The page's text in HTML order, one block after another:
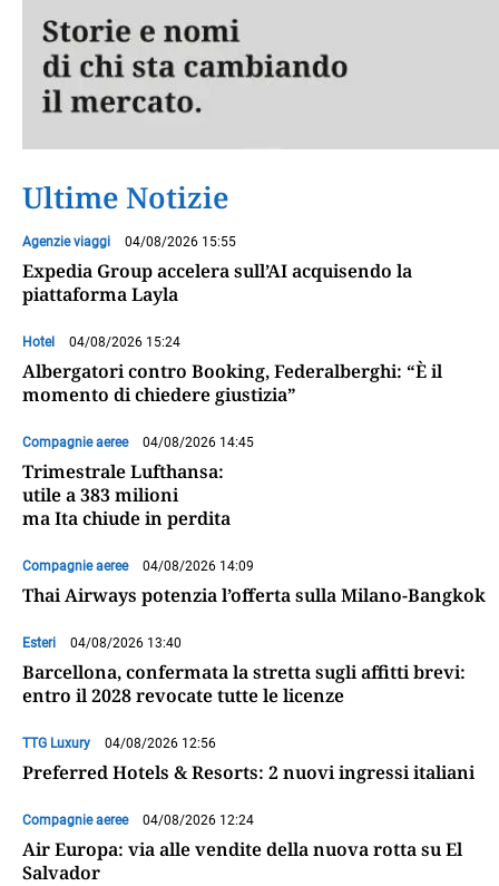
Ultime Notizie
Agenzie viaggi 04/08/2026 15:55
Expedia Group accelera sull’AI acquisendo la
piattaforma Layla
Hotel 04/08/2026 15:24
Albergatori contro Booking, Federalberghi: “È il
momento di chiedere giustizia”
Compagnie aeree 04/08/2026 14:45
Trimestrale Lufthansa:
utile a 383 milioni
ma Ita chiude in perdita
Compagnie aeree 04/08/2026 14:09
Thai Airways potenzia l’offerta sulla Milano-Bangkok
Esteri 04/08/2026 13:40
Barcellona, confermata la stretta sugli affitti brevi:
entro il 2028 revocate tutte le licenze
TTG Luxury 04/08/2026 12:56
Preferred Hotels & Resorts: 2 nuovi ingressi italiani
Compagnie aeree 04/08/2026 12:24
Air Europa: via alle vendite della nuova rotta su El
Salvador